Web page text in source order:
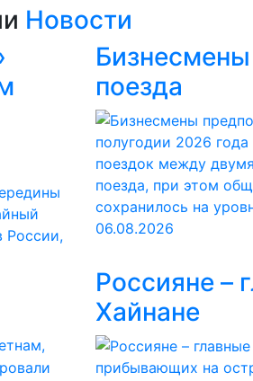
Новости
России,
поезда
полугодии 2026
поездок между
поезда, при этом
сохранилось на
06.08.2026
Россияне –
Хайнане
прибывающих на